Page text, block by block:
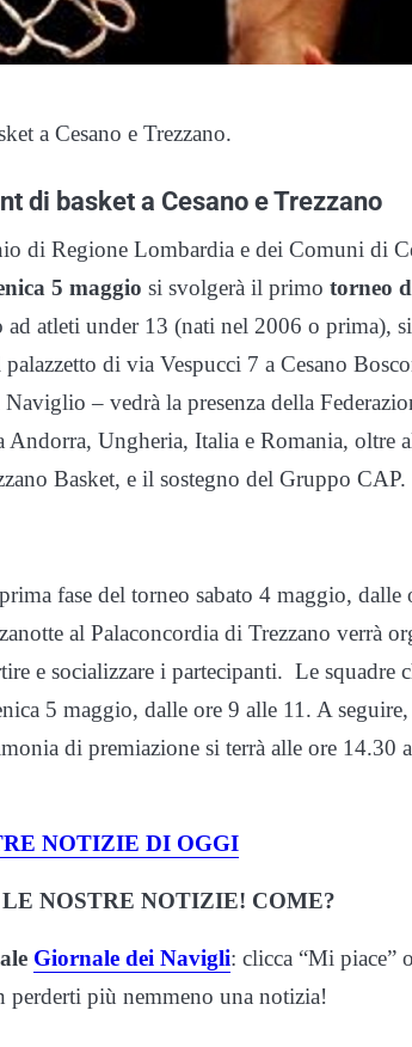
a Cesano e Trezzano.
di basket a Cesano e Trezzano
di Regione Lombardia e dei Comuni di
5 maggio si svolgerà il primo torneo
ad atleti under 13 (nati nel 2006 o prima),
di via Vespucci 7 a Cesano
– vedrà la presenza della
Andorra, Ungheria, Italia e Romania, oltre
Basket, e il sostegno del Gruppo CAP.
fase del torneo sabato 4 maggio, dalle
al Palaconcordia di Trezzano verrà
e socializzare i partecipanti. Le squadre
5 maggio, dalle ore 9 alle 11. A
di premiazione si terrà alle ore 14.30
NOTIZIE DI OGGI
NOSTRE NOTIZIE! COME?
Giornale dei Navigli: clicca “Mi piace”
più nemmeno una notizia!